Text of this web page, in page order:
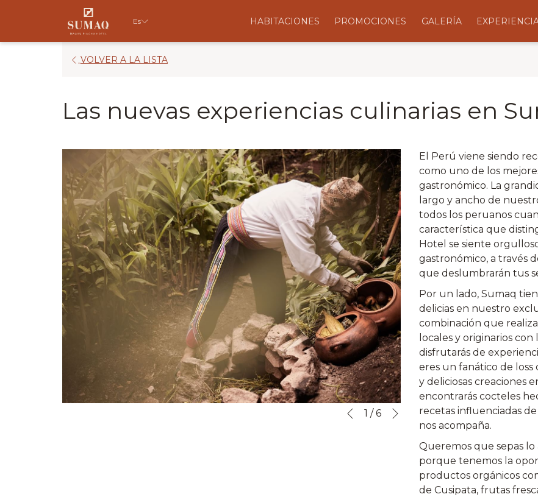
Es HABITACIONES PROMOCIONES GALERÍA
VOLVER A LA LISTA
PESTAÑA
Las nuevas experiencias culinarias en
Botones
AlAnterior
1 / 6 Siguiente
El Perú viene siendo
como uno de los
gastronómico. La
largo y ancho de
todos los peruanos
característica que
Hotel se siente
gastronómico, a través
que deslumbrarán tus
Por un lado, Sumaq
delicias en nuestro
combinación que
locales y originarios
disfrutarás de
eres un fanático de
y deliciosas creaciones
encontrarás cocteles
recetas influenciadas
nos acompaña.
Queremos que sepas
porque tenemos la
productos orgánicos
de Cusipata, frutas